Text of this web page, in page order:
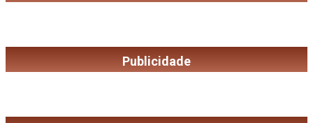
Publicidade